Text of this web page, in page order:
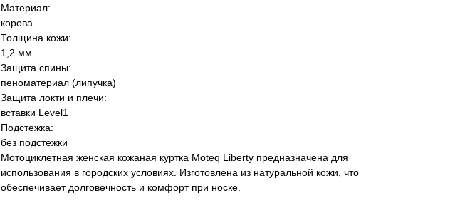
Материал:
корова
Толщина кожи:
1,2 мм
Защита спины:
пеноматериал (липучка)
Защита локти и плечи:
вставки Level1
Подстежка:
без подстежки
Мотоциклетная женская кожаная куртка Moteq Liberty предназначена для
использования в городских условиях. Изготовлена из натуральной кожи, что
обеспечивает долговечность и комфорт при носке.